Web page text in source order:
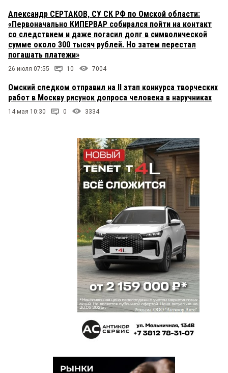
Александр СЕРТАКОВ, СУ СК РФ по Омской области:
«Первоначально КИПЕРВАР собирался пойти на контакт
со следствием и даже погасил долг в символической
сумме около 300 тысяч рублей. Но затем перестал
погашать платежи»
26 июля 07:55 10 7004
Омский следком отправил на II этап конкурса творческих
работ в Москву рисунок допроса человека в наручниках
14 мая 10:30 0 3334